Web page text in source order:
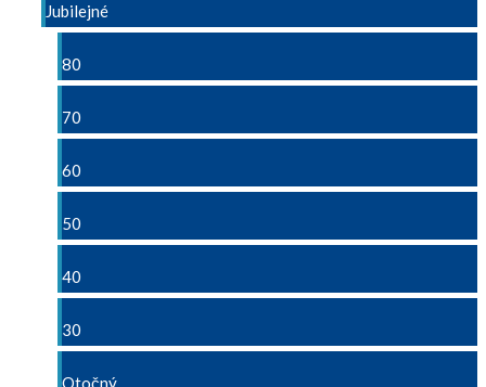
Jubilejné
80
70
60
50
40
30
Otočný